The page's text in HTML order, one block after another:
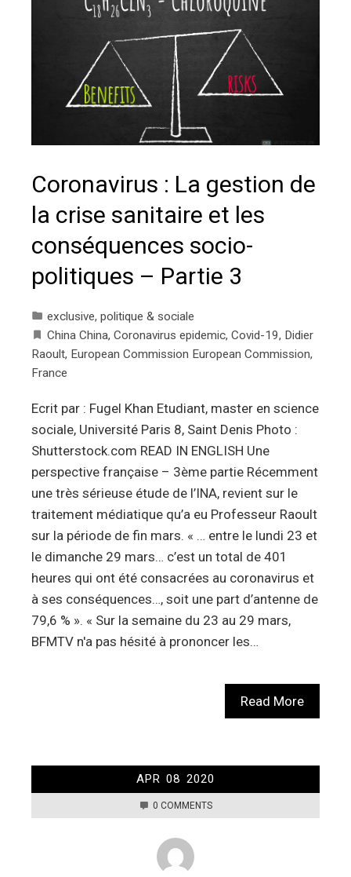
Coronavirus : La gestion de
la crise sanitaire et les
conséquences socio-
politiques – Partie 3
exclusive, politique & sociale
China China, Coronavirus epidemic, Covid-19, Didier
Raoult, European Commission European Commission,
France
Ecrit par : Fugel Khan Etudiant, master en science
sociale, Université Paris 8, Saint Denis Photo :
Shutterstock.com READ IN ENGLISH Une
perspective française – 3ème partie Récemment
une très sérieuse étude de l’INA, revient sur le
traitement médiatique qu’a eu Professeur Raoult
sur la période de fin mars. « … entre le lundi 23 et
le dimanche 29 mars… c’est un total de 401
heures qui ont été consacrées au coronavirus et
à ses conséquences…, soit une part d’antenne de
79,6 % ». « Sur la semaine du 23 au 29 mars,
BFMTV n'a pas hésité à prononcer les…
Read More
APR 08 2020
0 COMMENTS